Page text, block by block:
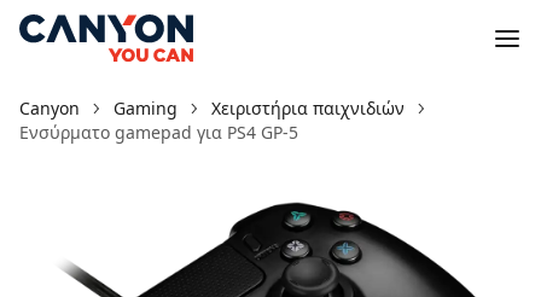
Canyon Gaming
Χειριστήρια παιχνιδιών
Ενσύρματο gamepad για PS4 GP-5